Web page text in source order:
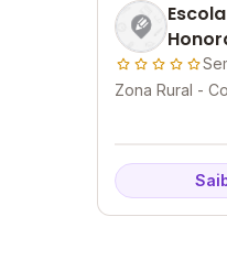
Zona Rural -